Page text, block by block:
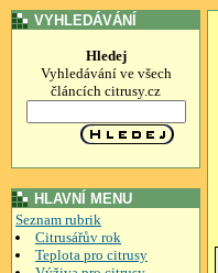
VYHLEDÁVÁNÍ
Hledej
Vyhledávání ve všech
článcích citrusy.cz
HLAVNÍ MENU
Seznam rubrik
Citrusářův rok
Teplota pro citrusy